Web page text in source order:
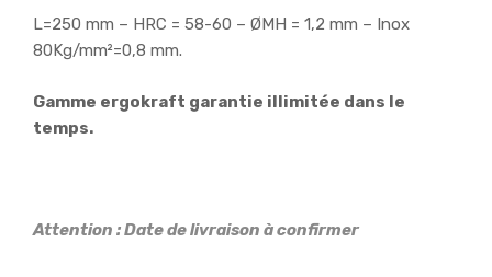
L=250 mm – HRC = 58-60 – ØMH = 1,2 mm – Inox
80Kg/mm²=0,8 mm.
Gamme ergokraft garantie illimitée dans le
temps.
Attention : Date de livraison à confirmer